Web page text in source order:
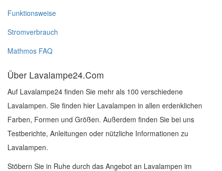
Funktionsweise
Stromverbrauch
Mathmos FAQ
Über Lavalampe24.Com
Auf Lavalampe24 finden Sie mehr als 100 verschiedene
Lavalampen. Sie finden hier Lavalampen in allen erdenklichen
Farben, Formen und Größen. Außerdem finden Sie bei uns
Testberichte, Anleitungen oder nützliche Informationen zu
Lavalampen.
Stöbern Sie in Ruhe durch das Angebot an Lavalampen im